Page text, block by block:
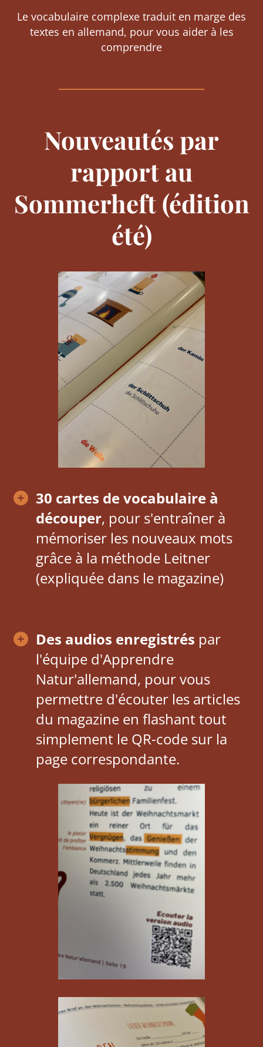
Le vocabulaire complexe traduit en marge des
textes en allemand, pour vous aider à les
comprendre
Nouveautés par
rapport au
Sommerheft (édition
été)
30 cartes de vocabulaire à
découper, pour s'entraîner à
mémoriser les nouveaux mots
grâce à la méthode Leitner
(expliquée dans le magazine)
Des audios enregistrés par
l'équipe d'Apprendre
Natur'allemand, pour vous
permettre d'écouter les articles
du magazine en flashant tout
simplement le QR-code sur la
page correspondante.